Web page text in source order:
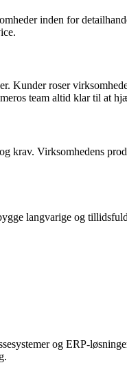
inden for
Kunder roser
team altid klar til at
krav. Virksomhedens
langvarige og
og ERP-